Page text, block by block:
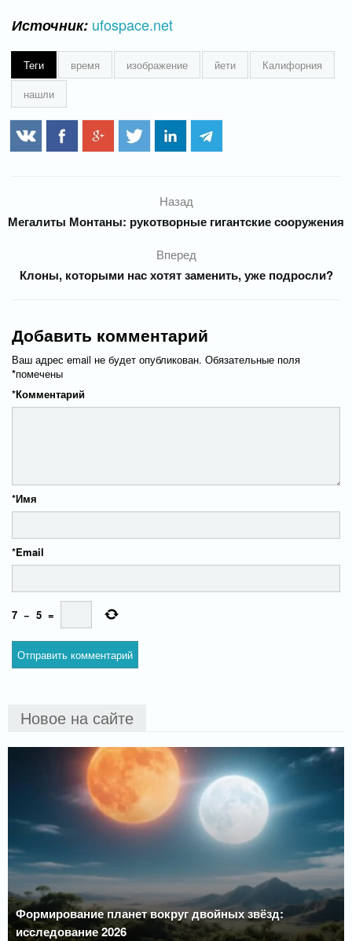
Источник: ufospace.net
Теги время изображение йети
Калифорния
нашли
Назад
Мегалиты Монтаны: рукотворные гигантские сооружения
Вперед
Клоны, которыми нас хотят заменить, уже подросли?
Добавить комментарий
Ваш адрес email не будет опубликован. Обязательные поля
помечены
*
Комментарий
*
Имя
*
Email
*
7 − 5 =
Новое на сайте
Формирование планет вокруг двойных звёзд:
исследование 2026